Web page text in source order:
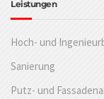
Leistungen
Hoch- und
Sanierung
Putz- und